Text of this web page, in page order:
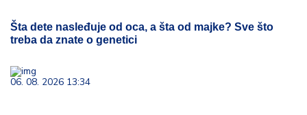
Šta dete nasleđuje od oca, a šta od majke? Sve što
treba da znate o genetici
06. 08. 2026 13:34